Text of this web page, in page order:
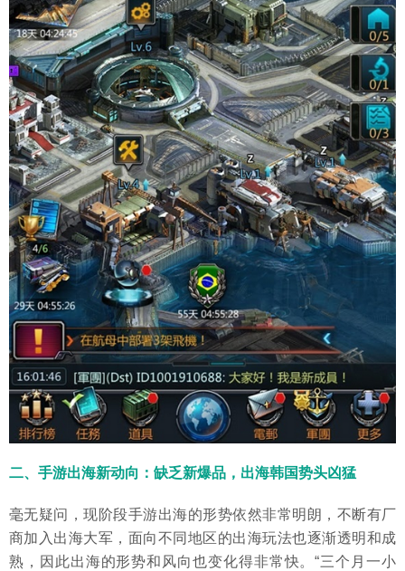
二、手游出海新动向：缺乏新爆品，出海韩国势头凶猛
毫无疑问，现阶段手游出海的形势依然非常明朗，不断有厂
商加入出海大军，面向不同地区的出海玩法也逐渐透明和成
熟，因此出海的形势和风向也变化得非常快。“三个月一小